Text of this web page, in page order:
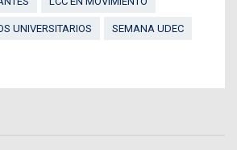
UNIVERSITARIOS SEMANA UDEC